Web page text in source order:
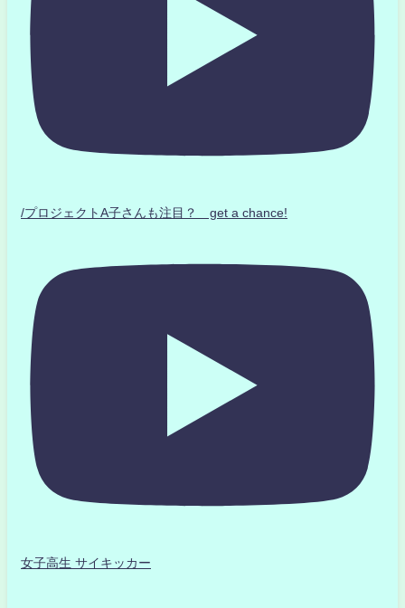
/プロジェクトA子さんも注目？ get a chance!
女子高生 サイキッカー